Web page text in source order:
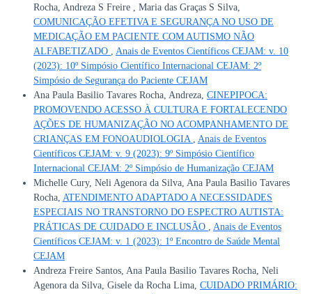
Rocha, Andreza S Freire , Maria das Graças S Silva,
COMUNICAÇÃO EFETIVA E SEGURANÇA NO USO DE
MEDICAÇÃO EM PACIENTE COM AUTISMO NÃO
ALFABETIZADO , Anais de Eventos Científicos CEJAM: v. 10
(2023): 10º Simpósio Científico Internacional CEJAM: 2º
Simpósio de Segurança do Paciente CEJAM
Ana Paula Basilio Tavares Rocha, Andreza, CINEPIPOCA:
PROMOVENDO ACESSO À CULTURA E FORTALECENDO
AÇÕES DE HUMANIZAÇÃO NO ACOMPANHAMENTO DE
CRIANÇAS EM FONOAUDIOLOGIA , Anais de Eventos
Científicos CEJAM: v. 9 (2023): 9º Simpósio Científico
Internacional CEJAM: 2º Simpósio de Humanização CEJAM
Michelle Cury, Neli Agenora da Silva, Ana Paula Basilio Tavares
Rocha, ATENDIMENTO ADAPTADO A NECESSIDADES
ESPECIAIS NO TRANSTORNO DO ESPECTRO AUTISTA:
PRÁTICAS DE CUIDADO E INCLUSÃO , Anais de Eventos
Científicos CEJAM: v. 1 (2023): 1º Encontro de Saúde Mental
CEJAM
Andreza Freire Santos, Ana Paula Basilio Tavares Rocha, Neli
Agenora da Silva, Gisele da Rocha Lima, CUIDADO PRIMÁRIO: